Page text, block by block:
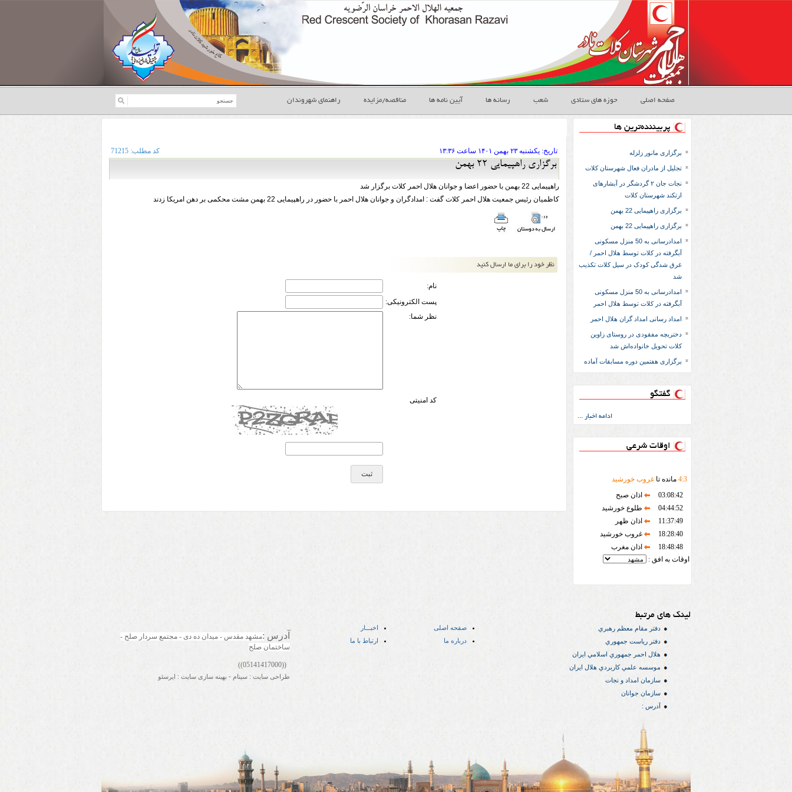
صفحه اصلی حوزه های ستادی شعب رسانه ها آیین نامه ها مناقصه/مزایده راهنمای شهروندان
پربیننده‌ترین ها
برگزاری مانور زلزله
تجلیل از مادران فعال شهرستان کلات
نجات جان ۲ گردشگر در آبشارهای
ارتکند شهرستان کلات
برگزاری راهپیمایی 22 بهمن
برگزاری راهپیمایی 22 بهمن
امدادرسانی به 50 منزل مسکونی
آبگرفته در کلات توسط هلال احمر /
غرق شدگی کودک در سیل کلات تکذیب
شد
امدادرسانی به 50 منزل مسکونی
آبگرفته در کلات توسط هلال احمر
امداد رسانی امداد گران هلال احمر
دختربچه مفقودی در روستای زاوین
کلات تحویل خانواده‌اش شد
برگزاری هفتمین دوره مسابقات آماده
گفتگو
ادامه اخبار ...
اوقات شرعی
4:3 مانده تاغروب خورشید
03:08:42
اذان صبح
04:44:52
طلوع خورشید
11:37:49
اذان ظهر
18:28:40
غروب خورشید
18:48:48
اذان مغرب
اوقات به افق :
تاريخ: ۱۴۰۱ يکشنبه ۲۳ بهمن ساعت ۱۳:۳۶ کد مطلب: 71215
برگزاری راهپیمایی 22 بهمن
راهپیمایی 22 بهمن با حضور اعضا و جوانان هلال احمر کلات برگزار شد
کاظمیان رئیس جمعیت هلال احمر کلات گفت : امدادگران و جوانان هلال احمر با حضور در راهپیمایی 22 بهمن مشت محکمی بر دهن امریکا زدند
نام:
پست الکترونیکی:
نظر شما:
کد امنیتی
لینک های مرتبط
دفتر مقام معظم رهبري
دفتر رياست جمهوري
هلال احمر جمهوري اسلامي ايران
موسسه علمي كاربردي هلال ایران
سازمان امداد و نجات
سازمان جوانان
آدرس :
صفحه اصلی
اخبـــار
درباره ما
ارتباط با ما آدرس :
ساختمان صلح
((05141417000))
طراحی سایت : سینام - بهینه سازی سایت : ایرسئو